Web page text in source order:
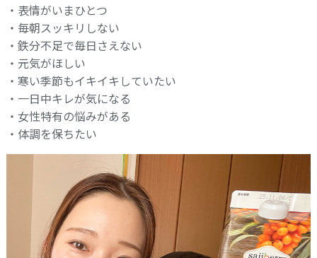
・表情がいまひとつ
・毎朝スッキリしない
・鉄分不足で毎日さえない
・元気がほしい
・寒い季節もイキイキしていたい
・一日中キレが気になる
・女性特有の悩みがある
・体調を保ちたい